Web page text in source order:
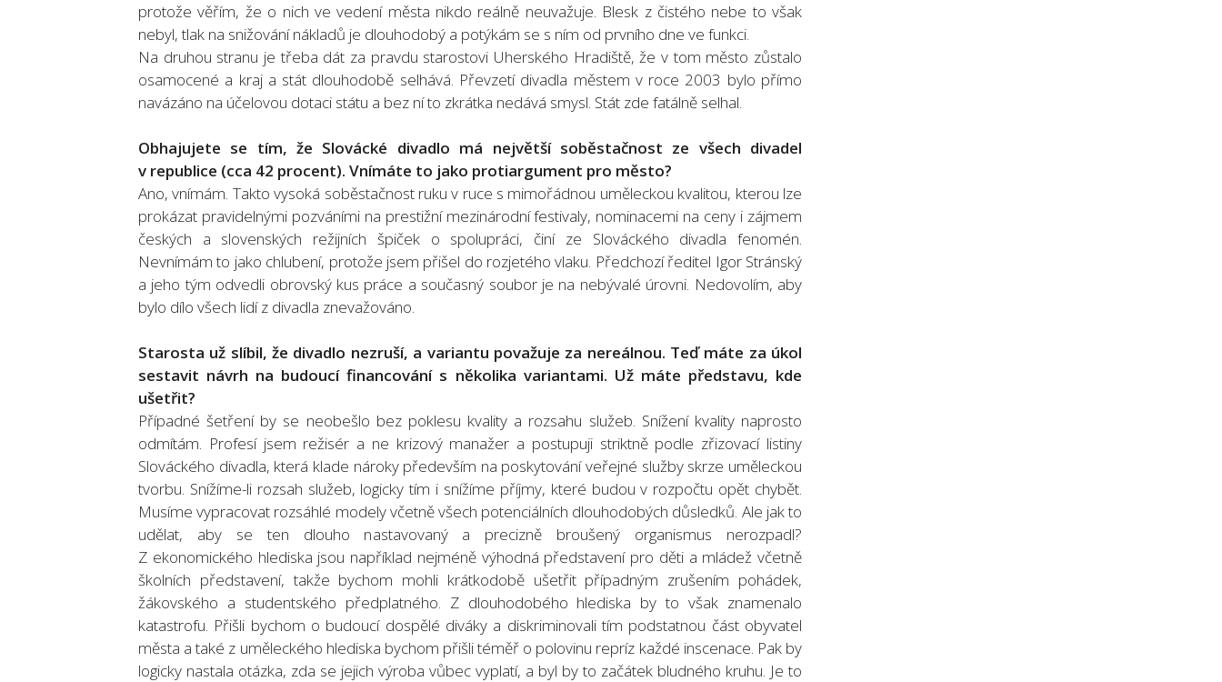
protože věřím, že o nich ve vedení města nikdo reálně neuvažuje. Blesk z čistého nebe to však
nebyl, tlak na snižování nákladů je dlouhodobý a potýkám se s ním od prvního dne ve funkci.
Na druhou stranu je třeba dát za pravdu starostovi Uherského Hradiště, že v tom město zůstalo
osamocené a kraj a stát dlouhodobě selhává. Převzetí divadla městem v roce 2003 bylo přímo
navázáno na účelovou dotaci státu a bez ní to zkrátka nedává smysl. Stát zde fatálně selhal.
Obhajujete se tím, že Slovácké divadlo má největší soběstačnost ze všech divadel
v republice (cca 42 procent). Vnímáte to jako protiargument pro město?
Ano, vnímám. Takto vysoká soběstačnost ruku v ruce s mimořádnou uměleckou kvalitou, kterou lze
prokázat pravidelnými pozváními na prestižní mezinárodní festivaly, nominacemi na ceny i zájmem
českých a slovenských režijních špiček o spolupráci, činí ze Slováckého divadla fenomén.
Nevnímám to jako chlubení, protože jsem přišel do rozjetého vlaku. Předchozí ředitel Igor Stránský
a jeho tým odvedli obrovský kus práce a současný soubor je na nebývalé úrovni. Nedovolím, aby
bylo dílo všech lidí z divadla znevažováno.
Starosta už slíbil, že divadlo nezruší, a variantu považuje za nereálnou. Teď máte za úkol
sestavit návrh na budoucí financování s několika variantami. Už máte představu, kde
ušetřit?
Případné šetření by se neobešlo bez poklesu kvality a rozsahu služeb. Snížení kvality naprosto
odmítám. Profesí jsem režisér a ne krizový manažer a postupuji striktně podle zřizovací listiny
Slováckého divadla, která klade nároky především na poskytování veřejné služby skrze uměleckou
tvorbu. Snížíme-li rozsah služeb, logicky tím i snížíme příjmy, které budou v rozpočtu opět chybět.
Musíme vypracovat rozsáhlé modely včetně všech potenciálních dlouhodobých důsledků. Ale jak to
udělat, aby se ten dlouho nastavovaný a precizně broušený organismus nerozpadl?
Z ekonomického hlediska jsou například nejméně výhodná představení pro děti a mládež včetně
školních představení, takže bychom mohli krátkodobě ušetřit případným zrušením pohádek,
žákovského a studentského předplatného. Z dlouhodobého hlediska by to však znamenalo
katastrofu. Přišli bychom o budoucí dospělé diváky a diskriminovali tím podstatnou část obyvatel
města a také z uměleckého hlediska bychom přišli téměř o polovinu repríz každé inscenace. Pak by
logicky nastala otázka, zda se jejich výroba vůbec vyplatí, a byl by to začátek bludného kruhu. Je to